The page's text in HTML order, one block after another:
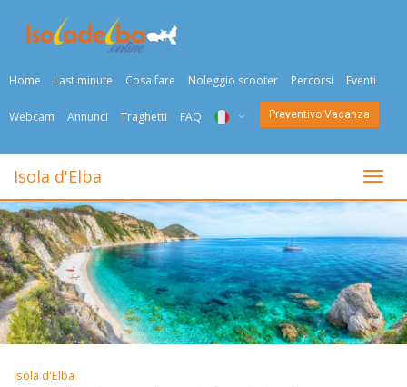
Home Last minute Cosa fare Noleggio scooter Percorsi Eventi
Webcam Annunci Traghetti FAQ
ENG
DEU
NED
FRA
Preventivo Vacanza
Togli
Isola d'Elba
Isola d'Elba